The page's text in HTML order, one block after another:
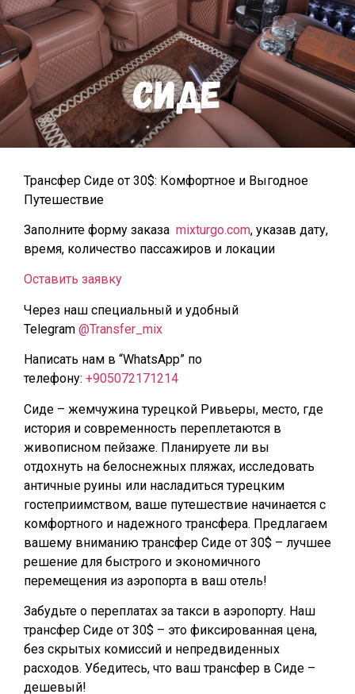
Трансфер Сиде от 30$: Комфортное и Выгодное
Путешествие
Заполните форму заказа mixturgo.com, указав дату,
время, количество пассажиров и локации
Оставить заявку
Через наш специальный и удобный
Telegram @Transfer_mix
Написать нам в “WhatsApp” по
телефону: +905072171214
Сиде – жемчужина турецкой Ривьеры, место, где
история и современность переплетаются в
живописном пейзаже. Планируете ли вы
отдохнуть на белоснежных пляжах, исследовать
античные руины или насладиться турецким
гостеприимством, ваше путешествие начинается с
комфортного и надежного трансфера. Предлагаем
вашему вниманию трансфер Сиде от 30$ – лучшее
решение для быстрого и экономичного
перемещения из аэропорта в ваш отель!
Забудьте о переплатах за такси в аэропорту. Наш
трансфер Сиде от 30$ – это фиксированная цена,
без скрытых комиссий и непредвиденных
расходов. Убедитесь, что ваш трансфер в Сиде –
дешевый!